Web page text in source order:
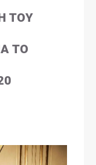
ΤΟΥ
ΤΟ